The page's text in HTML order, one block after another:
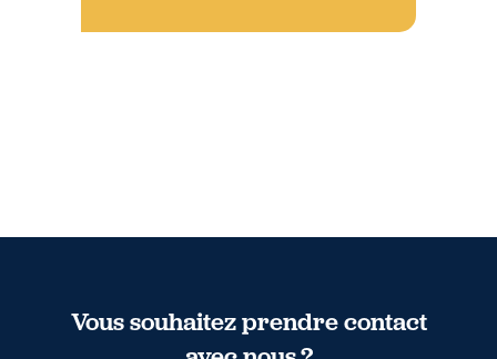
Vous souhaitez prendre contact